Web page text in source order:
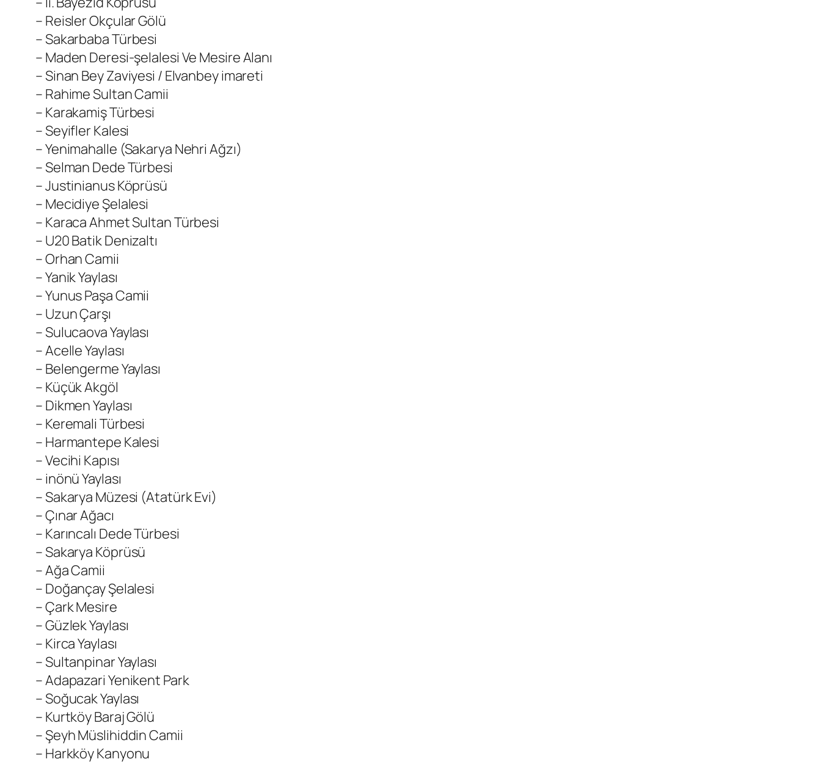
– Reisler Okçular Gölü
– Sakarbaba Türbesi
– Maden Deresi-şelalesi Ve Mesire Alanı
– Sinan Bey Zaviyesi / Elvanbey imareti
– Rahime Sultan Camii
– Karakamiş Türbesi
– Seyifler Kalesi
– Yenimahalle (Sakarya Nehri Ağzı)
– Selman Dede Türbesi
– Justinianus Köprüsü
– Mecidiye Şelalesi
– Karaca Ahmet Sultan Türbesi
– U20 Batik Denizaltı
– Orhan Camii
– Yanik Yaylası
– Yunus Paşa Camii
– Uzun Çarşı
– Sulucaova Yaylası
– Acelle Yaylası
– Belengerme Yaylası
– Küçük Akgöl
– Dikmen Yaylası
– Keremali Türbesi
– Harmantepe Kalesi
– Vecihi Kapısı
– inönü Yaylası
– Sakarya Müzesi (Atatürk Evi)
– Çınar Ağacı
– Karıncalı Dede Türbesi
– Sakarya Köprüsü
– Ağa Camii
– Doğançay Şelalesi
– Çark Mesire
– Güzlek Yaylası
– Kirca Yaylası
– Sultanpinar Yaylası
– Adapazari Yenikent Park
– Soğucak Yaylası
– Kurtköy Baraj Gölü
– Şeyh Müslihiddin Camii
– Harkköy Kanyonu